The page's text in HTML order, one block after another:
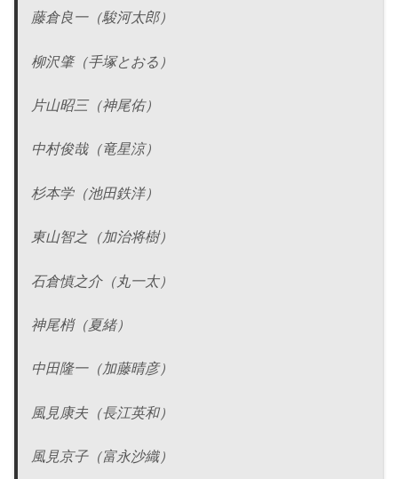
藤倉良一（駿河太郎）
柳沢肇（手塚とおる）
片山昭三（神尾佑）
中村俊哉（竜星涼）
杉本学（池田鉄洋）
東山智之（加治将樹）
石倉慎之介（丸一太）
神尾梢（夏緒）
中田隆一（加藤晴彦）
風見康夫（長江英和）
風見京子（富永沙織）